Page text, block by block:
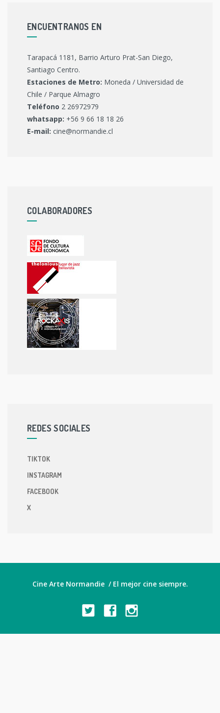
ENCUENTRANOS EN
Tarapacá 1181, Barrio Arturo Prat-San Diego,
Santiago Centro.
Estaciones de Metro: Moneda / Universidad de
Chile / Parque Almagro
Teléfono 2 26972979
whatsapp: +56 9 66 18 18 26
E-mail: cine@normandie.cl
COLABORADORES
REDES SOCIALES
TIKTOK
INSTAGRAM
FACEBOOK
X
Cine Arte Normandie / El mejor cine siempre.